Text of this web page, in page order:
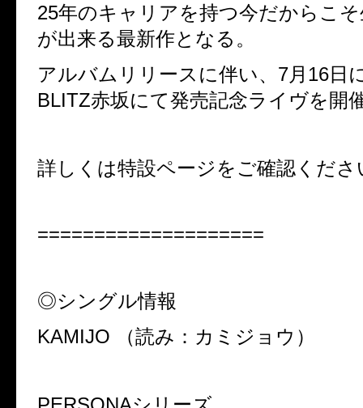
25年のキャリアを持つ今だからこ
が出来る最新作となる。
アルバムリリースに伴い、7月16日
BLITZ赤坂にて発売記念ライヴを開
詳しくは特設ページをご確認くださ
====================
◎シングル情報
KAMIJO （読み：カミジョウ）